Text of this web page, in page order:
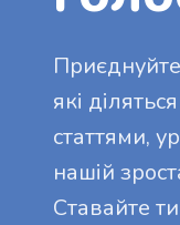
які
статтями,
нашій
Ставайте